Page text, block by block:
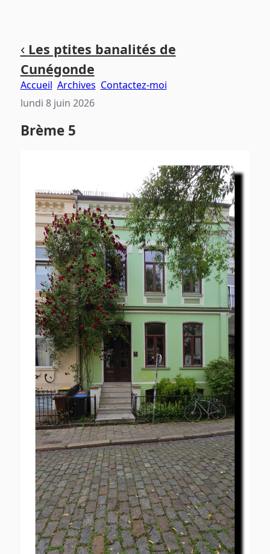
contenu
principal
menu
principal
page
‹ Les ptites banalités de
Cunégonde
Accueil Archives Contactez-moi
lundi 8 juin 2026
Brème 5